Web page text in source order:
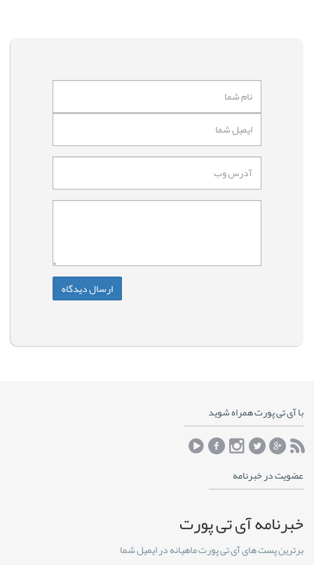
با آی تی پورت همراه شوید
عضویت در خبرنامه
خبرنامه آی تی پورت
برترین پست های آی تی پورت ماهیانه در ایمیل شما